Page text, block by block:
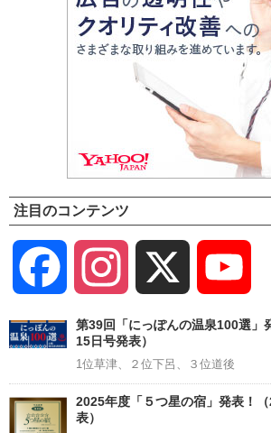
注目のコンテンツ
Facebook Instagram
第39回「にっぽんの温泉100選」
15日号発表）
1位草津、２位下呂、３位道後
2025年度「５つ星の宿」発表！
表）